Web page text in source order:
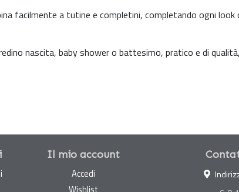
facilmente a tutine e completini, completando ogni look
nascita, baby shower o battesimo, pratico e di
Il mio account
Accedi